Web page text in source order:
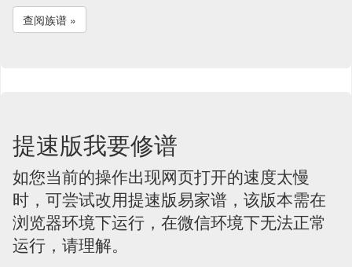
查阅族谱 »
提速版我要修谱
如您当前的操作出现网页打开的速度太慢
时，可尝试改用提速版易家谱，该版本需在
浏览器环境下运行，在微信环境下无法正常
运行，请理解。